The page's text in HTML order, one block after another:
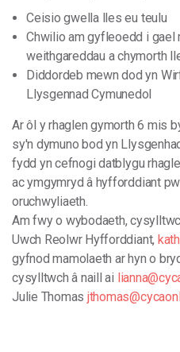
Ceisio gwella lles eu teulu
Chwilio am gyfleoedd i gael
weithgareddau achymorth
Diddordeb mewn dod yn
Llysgennad Cymunedol
Arôl yrhaglengymorth 6 mis
sy'n dymuno bod yn
fydd yn cefnogi datblygu
acymgymryd â hyfforddiant
oruchwyliaeth.
Am fwy o wybodaeth,
Uwch Reolwr Hyfforddiant,
gyfnod mamolaeth arhyn o
cysylltwch â naill ai
Julie Thomas